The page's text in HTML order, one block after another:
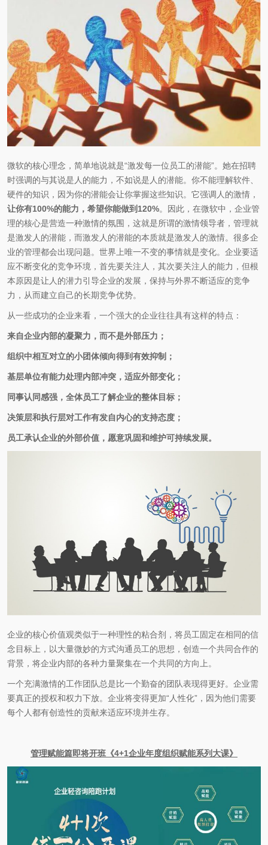
微软的核心理念，简单地说就是“激发每一位员工的潜能”。她在招聘
时强调的与其说是人的能力，不如说是人的潜能。你不能理解软件、
硬件的知识，因为你的潜能会让你掌握这些知识。它强调人的激情，
让你有100%的能力，希望你能做到120%。因此，在微软中，企业管
理的核心是营造一种激情的氛围，这就是所谓的激情领导者，管理就
是激发人的潜能，而激发人的潜能的本质就是激发人的激情。很多企
业的管理都会出现问题。世界上唯一不变的事情就是变化。企业要适
应不断变化的竞争环境，首先要关注人，其次要关注人的能力，但根
本原因是让人的潜力引导企业的发展，保持与外界不断适应的竞争
力，从而建立自己的长期竞争优势。
从一些成功的企业来看，一个强大的企业往往具有这样的特点：
来自企业内部的凝聚力，而不是外部压力；
组织中相互对立的小团体倾向得到有效抑制；
基层单位有能力处理内部冲突，适应外部变化；
同事认同感强，全体员工了解企业的整体目标；
决策层和执行层对工作有发自内心的支持态度；
员工承认企业的外部价值，愿意巩固和维护可持续发展。
企业的核心价值观类似于一种理性的粘合剂，将员工固定在相同的信
念目标上，以大量微妙的方式沟通员工的思想，创造一个共同合作的
背景，将企业内部的各种力量聚集在一个共同的方向上。
一个充满激情的工作团队总是比一个勤奋的团队表现得更好。企业需
要真正的授权和权力下放。企业将变得更加“人性化”，因为他们需要
每个人都有创造性的贡献来适应环境并生存。
管理赋能篇即将开班《4+1企业年度组织赋能系列大课》